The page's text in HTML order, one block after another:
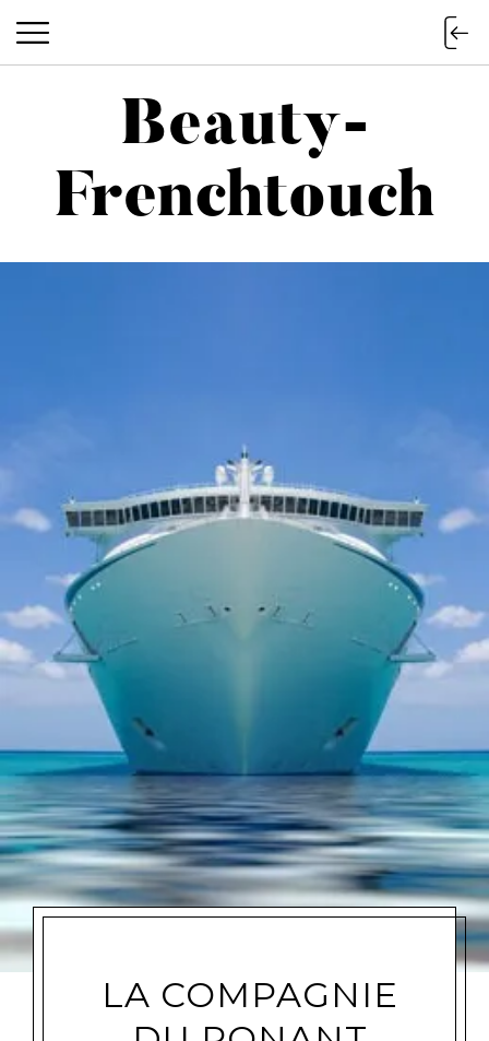
Beauty-Frenchtouch
Beauty-
Frenchtouch
LA COMPAGNIE